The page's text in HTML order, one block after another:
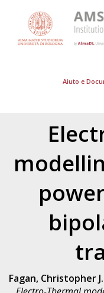
Aiuto e
Fagan, Christopher J.